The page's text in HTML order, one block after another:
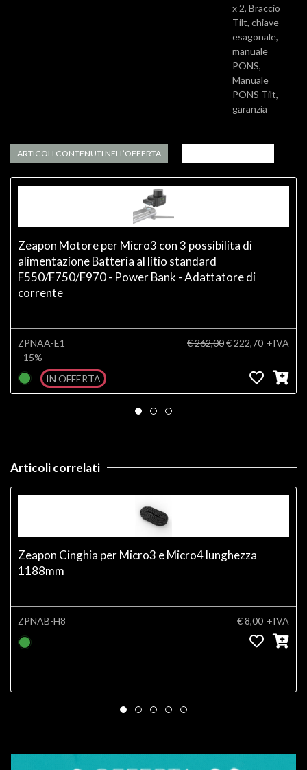
x 2, Braccio
Tilt, chiave
esagonale,
manuale
PONS,
Manuale
PONS Tilt,
garanzia
ARTICOLI CONTENUTI NELL’OFFERTA
Zeapon Motore per Micro3 con 3 possibilita di
alimentazione Batteria al litio standard
F550/F750/F970 - Power Bank - Adattatore di
corrente
ZPNAA-E1
-15%
€ 262,00€ 222,70 +IVA
IN OFFERTA
Articoli correlati
Zeapon Cinghia per Micro3 e Micro4 lunghezza
1188mm
ZPNAB-H8 € 8,00 +IVA